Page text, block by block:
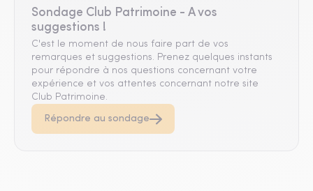
Sondage Club Patrimoine - A vos
suggestions !
C'est le moment de nous faire part de vos
remarques et suggestions. Prenez quelques instants
pour répondre à nos questions concernant votre
expérience et vos attentes concernant notre site
Club Patrimoine.
Répondre au sondage